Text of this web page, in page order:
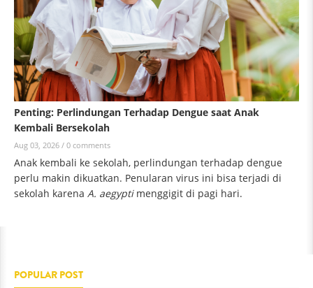
Penting: Perlindungan Terhadap Dengue saat Anak
Kembali Bersekolah
Aug 03, 2026 / 0 comments
Anak kembali ke sekolah, perlindungan terhadap dengue
perlu makin dikuatkan. Penularan virus ini bisa terjadi di
sekolah karena A. aegyptimenggigit di pagi hari.
POPULAR POST